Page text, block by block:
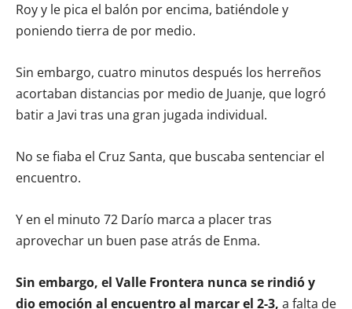
Roy y le pica el balón por encima, batiéndole y
poniendo tierra de por medio.
Sin embargo, cuatro minutos después los herreños
acortaban distancias por medio de Juanje, que logró
batir a Javi tras una gran jugada individual.
No se fiaba el Cruz Santa, que buscaba sentenciar el
encuentro.
Y en el minuto 72 Darío marca a placer tras
aprovechar un buen pase atrás de Enma.
Sin embargo, el Valle Frontera nunca se rindió y
dio emoción al encuentro al marcar el 2-3, a falta de